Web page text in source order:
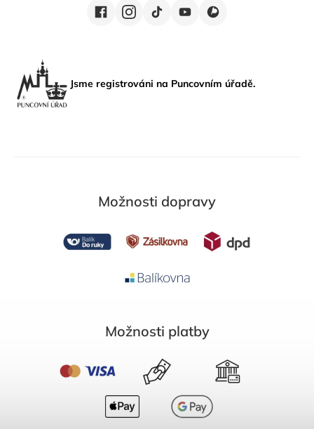
Jsme registrováni na Puncovním úřadě.
Možnosti dopravy
Možnosti platby